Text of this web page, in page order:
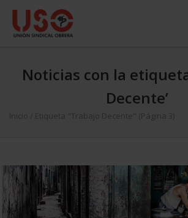
Noticias con la
Decente’
Inicio Etiqueta "Trabajo Decente" (Página 3)